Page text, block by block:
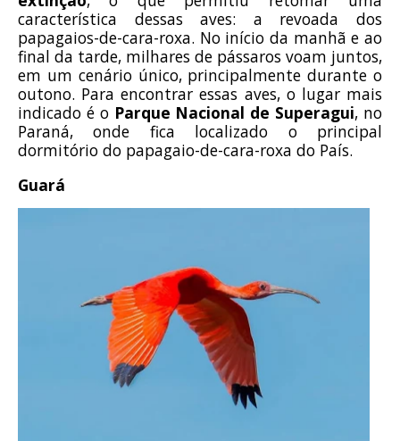
característica dessas aves: a revoada dos
papagaios-de-cara-roxa. No início da manhã e ao
final da tarde, milhares de pássaros voam juntos,
em um cenário único, principalmente durante o
outono. Para encontrar essas aves, o lugar mais
indicado é o Parque Nacional de Superagui, no
Paraná, onde fica localizado o principal
dormitório do papagaio-de-cara-roxa do País.
Guará